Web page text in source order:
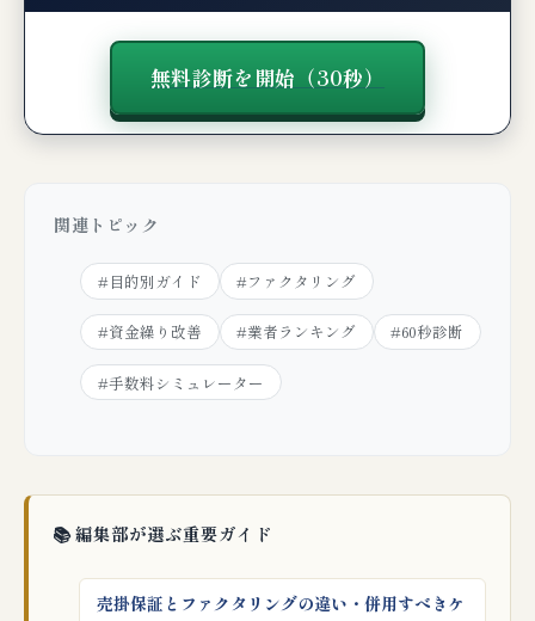
無料診断を開始（30秒）
関連トピック
#目的別ガイド #ファクタリング
#資金繰り改善 #業者ランキング #60秒診断
#手数料シミュレーター
📚 編集部が選ぶ重要ガイド
売掛保証とファクタリングの違い・併用すべきケ